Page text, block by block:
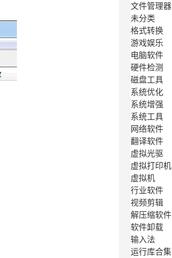
文件管理器
未分类
格式转换
游戏娱乐
电脑软件
硬件检测
磁盘工具
系统优化
系统增强
系统工具
网络软件
翻译软件
虚拟光驱
虚拟打印机
虚拟机
行业软件
视频剪辑
解压缩软件
软件卸载
输入法
运行库合集